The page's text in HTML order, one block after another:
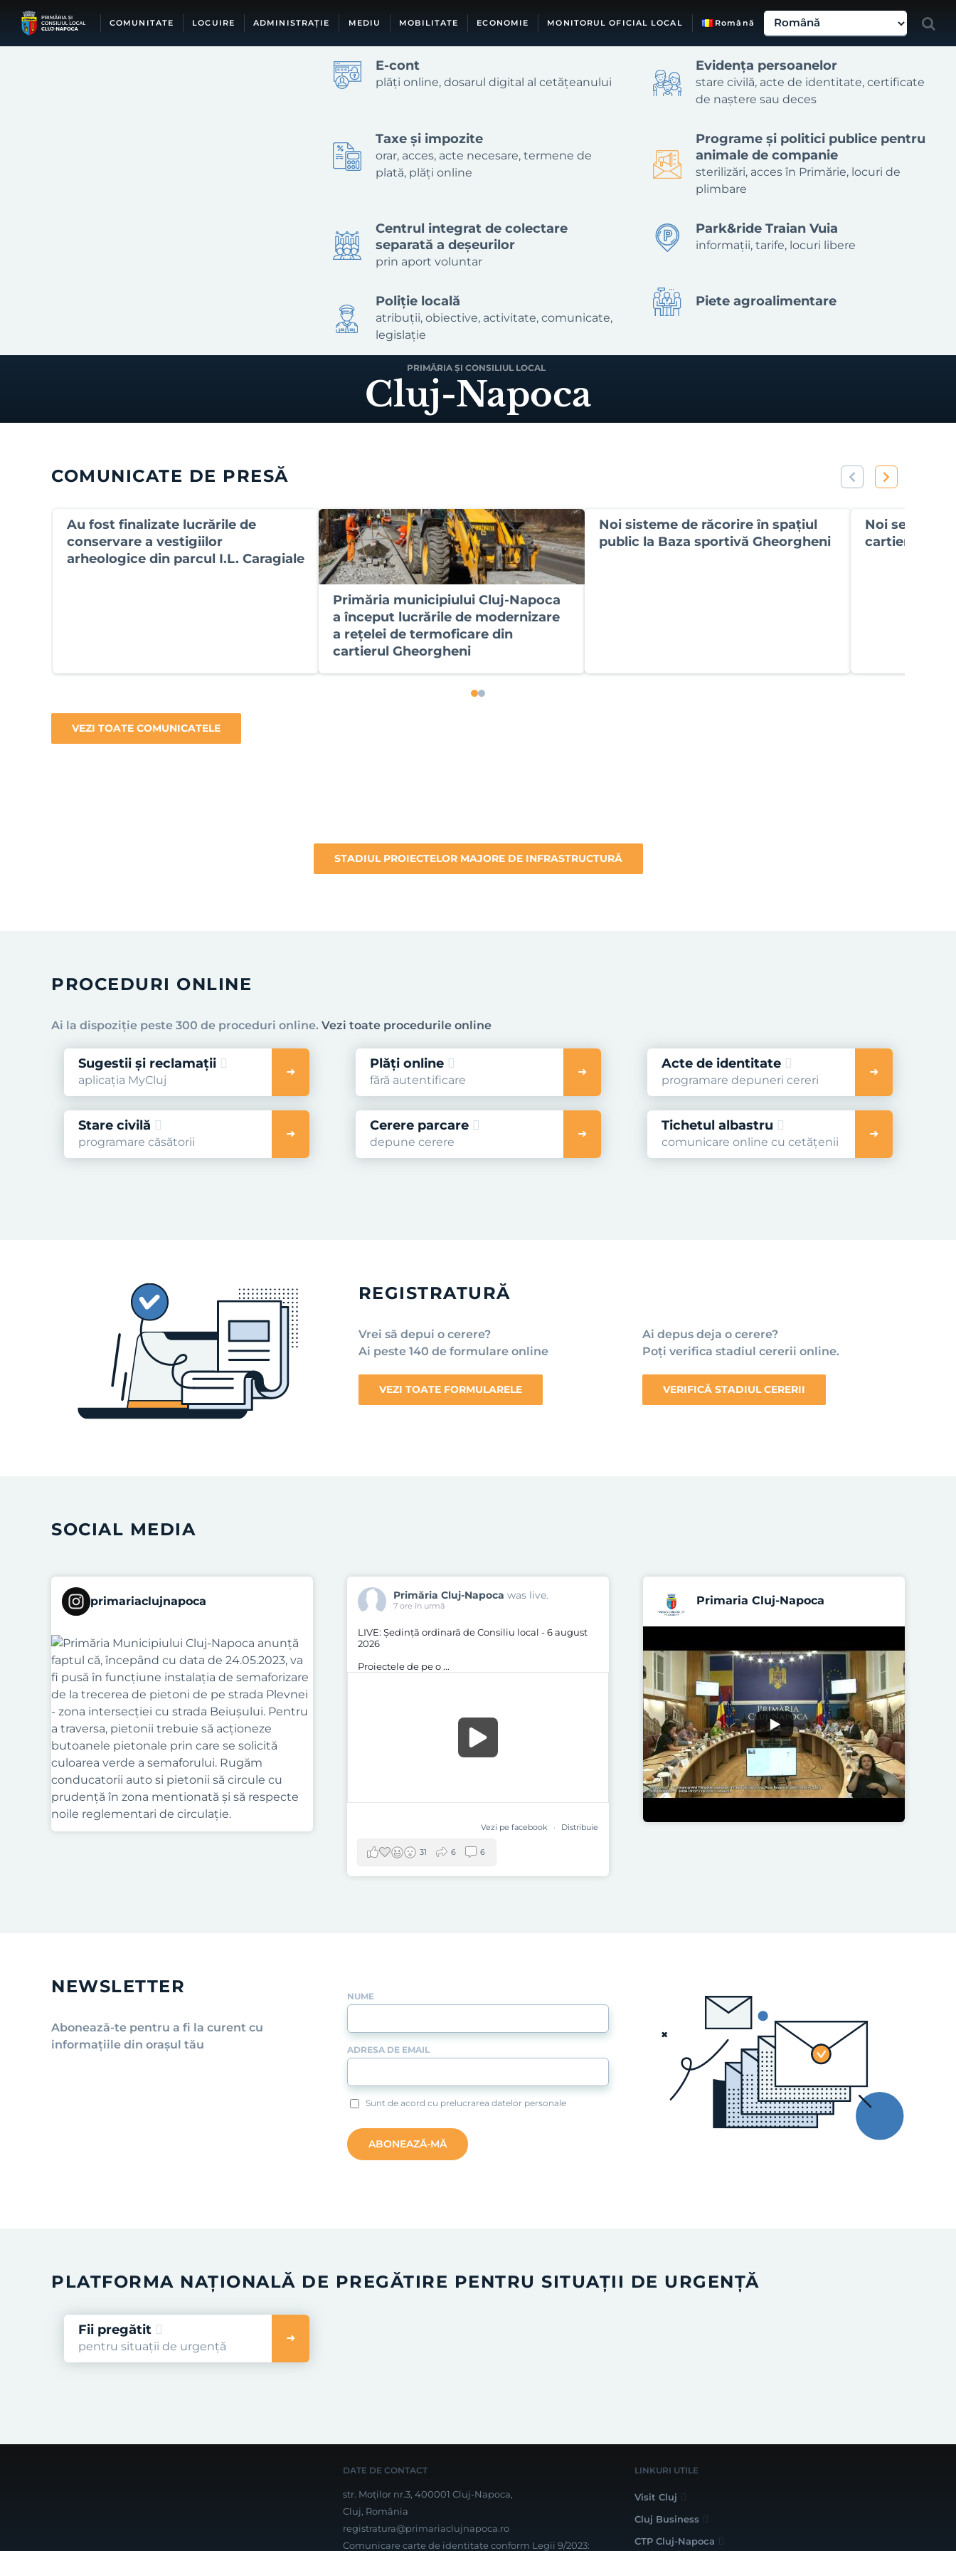
COMUNITATE LOCUIRE ADMINISTRAȚIE MEDIU MOBILITATE ECONOMIE MONITORUL OFICIAL LOCAL Română
E-cont
plăți online, dosarul digital al cetățeanului
Evidența persoanelor
stare civilă, acte de identitate, certificate
de naștere sau deces
Taxe și impozite
orar, acces, acte necesare, termene de
plată, plăți online
Programe și politici publice pentru
animale de companie
sterilizări, acces în Primărie, locuri de
plimbare
Centrul integrat de colectare
separată a deșeurilor
prin aport voluntar
Park&ride Traian Vuia
informații, tarife, locuri libere
Poliție locală
atribuții, obiective, activitate, comunicate,
legislație
Piete agroalimentare
PRIMĂRIA ȘI CONSILIUL LOCAL
Cluj-Napoca
COMUNICATE DE PRESĂ
Au fost finalizate lucrările de
conservare a vestigiilor
arheologice din parcul I.L. Caragiale
Primăria municipiului Cluj-Napoca
a început lucrările de modernizare
a rețelei de termoficare din
cartierul Gheorgheni
Noi sisteme de răcorire în spațiul
public la Baza sportivă Gheorgheni
Noi sensuri
cartierul
VEZI TOATE COMUNICATELE
STADIUL PROIECTELOR MAJORE DE INFRASTRUCTURĂ
PROCEDURI ONLINE
Ai la dispoziție peste 300 de proceduri online. Vezi toate procedurile online
Sugestii și reclamații
aplicația MyCluj
Plăți online
fără autentificare
Acte de identitate
programare depuneri cereri
Stare civilă
programare căsătorii
Cerere parcare
depune cerere
Tichetul albastru
comunicare online cu cetățenii
REGISTRATURĂ
Vrei să depui o cerere?
Ai peste 140 de formulare online
VEZI TOATE FORMULARELE
Ai depus deja o cerere?
Poți verifica stadiul cererii online.
VERIFICĂ STADIUL CERERII
SOCIAL MEDIA
primariaclujnapoca Primăria Cluj-Napoca was live.
7 ore în urmă
LIVE: Ședinţă ordinară de Consiliu local - 6 august
2026
Proiectele de pe o ...
Vezi pe facebook · Distribuie
31 6 6
Primaria Cluj-Napoca
NEWSLETTER
Abonează-te pentru a fi la curent cu
informațiile din orașul tău
NUME
ADRESA DE EMAIL
Sunt de acord cu prelucrarea datelor personale
PLATFORMA NAȚIONALĂ DE PREGĂTIRE PENTRU SITUAȚII DE URGENȚĂ
Fii pregătit
pentru situații de urgență
DATE DE CONTACT
str. Moților nr.3, 400001 Cluj-Napoca,
Cluj, România
registratura@primariaclujnapoca.ro
Comunicare carte de identitate conform Legii 9/2023:
LINKURI UTILE
Visit Cluj
Cluj Business
CTP Cluj-Napoca